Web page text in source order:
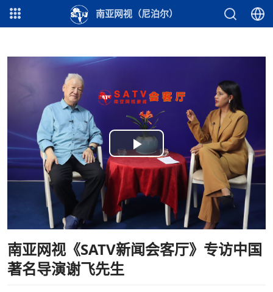
南亚网视（尼泊尔）
Play
Video
南亚网视《SATV新闻会客厅》专访中国
著名导演谢飞先生